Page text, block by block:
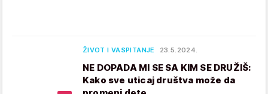
ŽIVOT I VASPITANJE 23.5.2024.
NE DOPADA MI SE SA KIM SE DRUŽIŠ:
Kako sve uticaj društva može da